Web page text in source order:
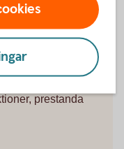
prestanda